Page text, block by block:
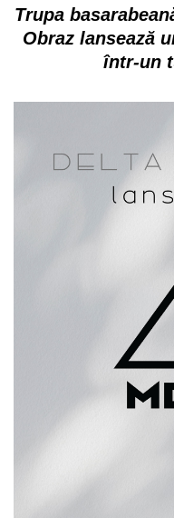
Trupa
Obraz lansează
într-un